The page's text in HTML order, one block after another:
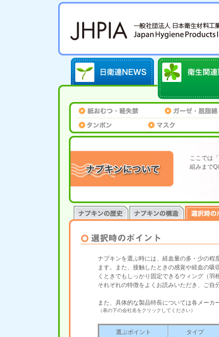
ここでは
組みまで
ナプキンを選ぶ時には、経血量の多・少の程
ます。また、接触したときの感覚や経血の
くときでもしっかり固定できるウィング（羽
それぞれの特徴をよくお読みいただき、ご自
また、具体的な製品特長については各メーカ
（表の下の会社名をクリックしてください）
選ぶポイント タイプ